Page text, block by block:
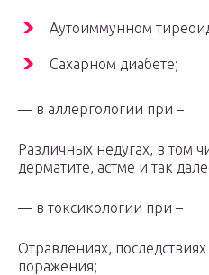
Аутоиммунном
Сахарном диабете;
— в аллергологии при –
Различных недугах, в том
дерматите, астме и так
— в токсикологии при –
Отравлениях,
поражения;